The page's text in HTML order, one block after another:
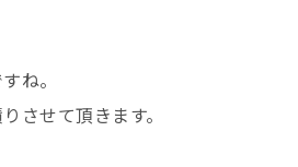
ね。
させて頂きます。